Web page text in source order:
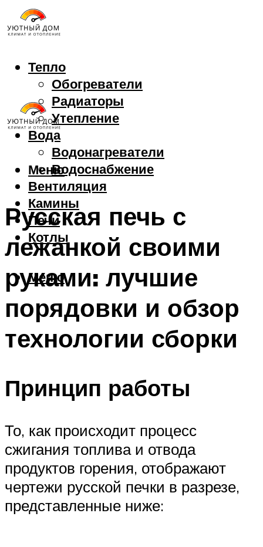
Тепло
Обогреватели
Радиаторы
Утепление
Вода
Водонагреватели
Водоснабжение
Вентиляция
Камины
Печи
Котлы
Меню
Меню
Русская печь с
лежанкой своими
руками: лучшие
порядовки и обзор
технологии сборки
Принцип работы
То, как происходит процесс
сжигания топлива и отвода
продуктов горения, отображают
чертежи русской печки в разрезе,
представленные ниже: